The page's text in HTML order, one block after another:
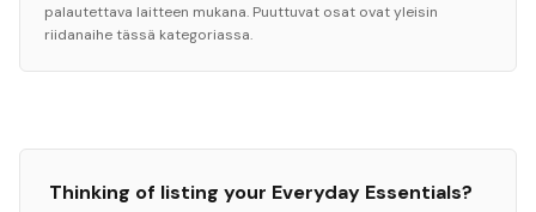
palautettava laitteen mukana. Puuttuvat osat ovat yleisin
riidanaihe tässä kategoriassa.
Thinking of listing your Everyday Essentials?